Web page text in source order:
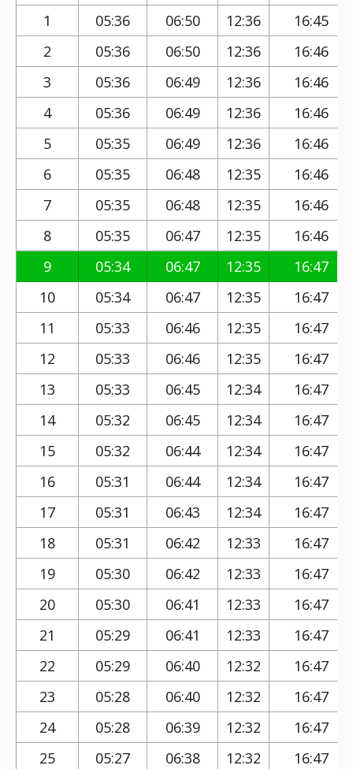
1
05:36 06:50 12:36
16:45
2
05:36 06:50 12:36
16:46
3
05:36 06:49 12:36
16:46
4
05:36 06:49 12:36
16:46
5
05:35 06:49 12:36
16:46
6
05:35 06:48 12:35
16:46
7
05:35 06:48 12:35
16:46
8
05:35 06:47 12:35
16:46
9
05:34 06:47 12:35
16:47
10
05:34 06:47 12:35
16:47
11
05:33 06:46 12:35
16:47
12
05:33 06:46 12:35
16:47
13
05:33 06:45 12:34
16:47
14
05:32 06:45 12:34
16:47
15
05:32 06:44 12:34
16:47
16
05:31 06:44 12:34
16:47
17
05:31 06:43 12:34
16:47
18
05:31 06:42 12:33
16:47
19
05:30 06:42 12:33
16:47
20
05:30 06:41 12:33
16:47
21
05:29 06:41 12:33
16:47
22
05:29 06:40 12:32
16:47
23
05:28 06:40 12:32
16:47
24
05:28 06:39 12:32
16:47
25
05:27 06:38 12:32 16:47